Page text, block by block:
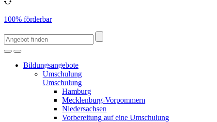
100% förderbar
Bildungsangebote
Umschulung
Umschulung
Hamburg
Mecklenburg-Vorpommern
Niedersachsen
Vorbereitung auf eine Umschulung